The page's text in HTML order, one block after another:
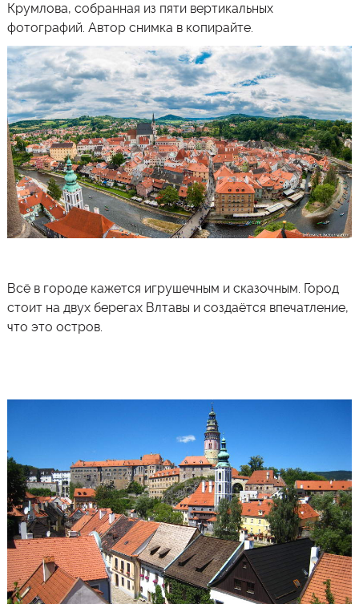
Крумлова, собранная из пяти вертикальных
фотографий. Автор снимка в копирайте.
Всё в городе кажется игрушечным и сказочным. Город
стоит на двух берегах Влтавы и создаётся впечатление,
что это остров.